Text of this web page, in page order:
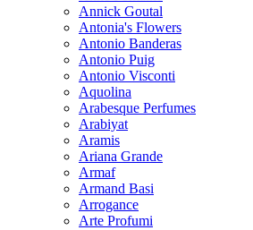
Annick Goutal
Antonia's Flowers
Antonio Banderas
Antonio Puig
Antonio Visconti
Aquolina
Arabesque Perfumes
Arabiyat
Aramis
Ariana Grande
Armaf
Armand Basi
Arrogance
Arte Profumi